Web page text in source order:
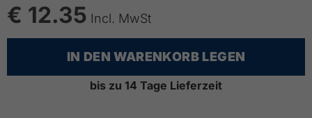
€ 12.35 Incl. MwSt
IN DEN WARENKORB LEGEN
bis zu 14 Tage Lieferzeit